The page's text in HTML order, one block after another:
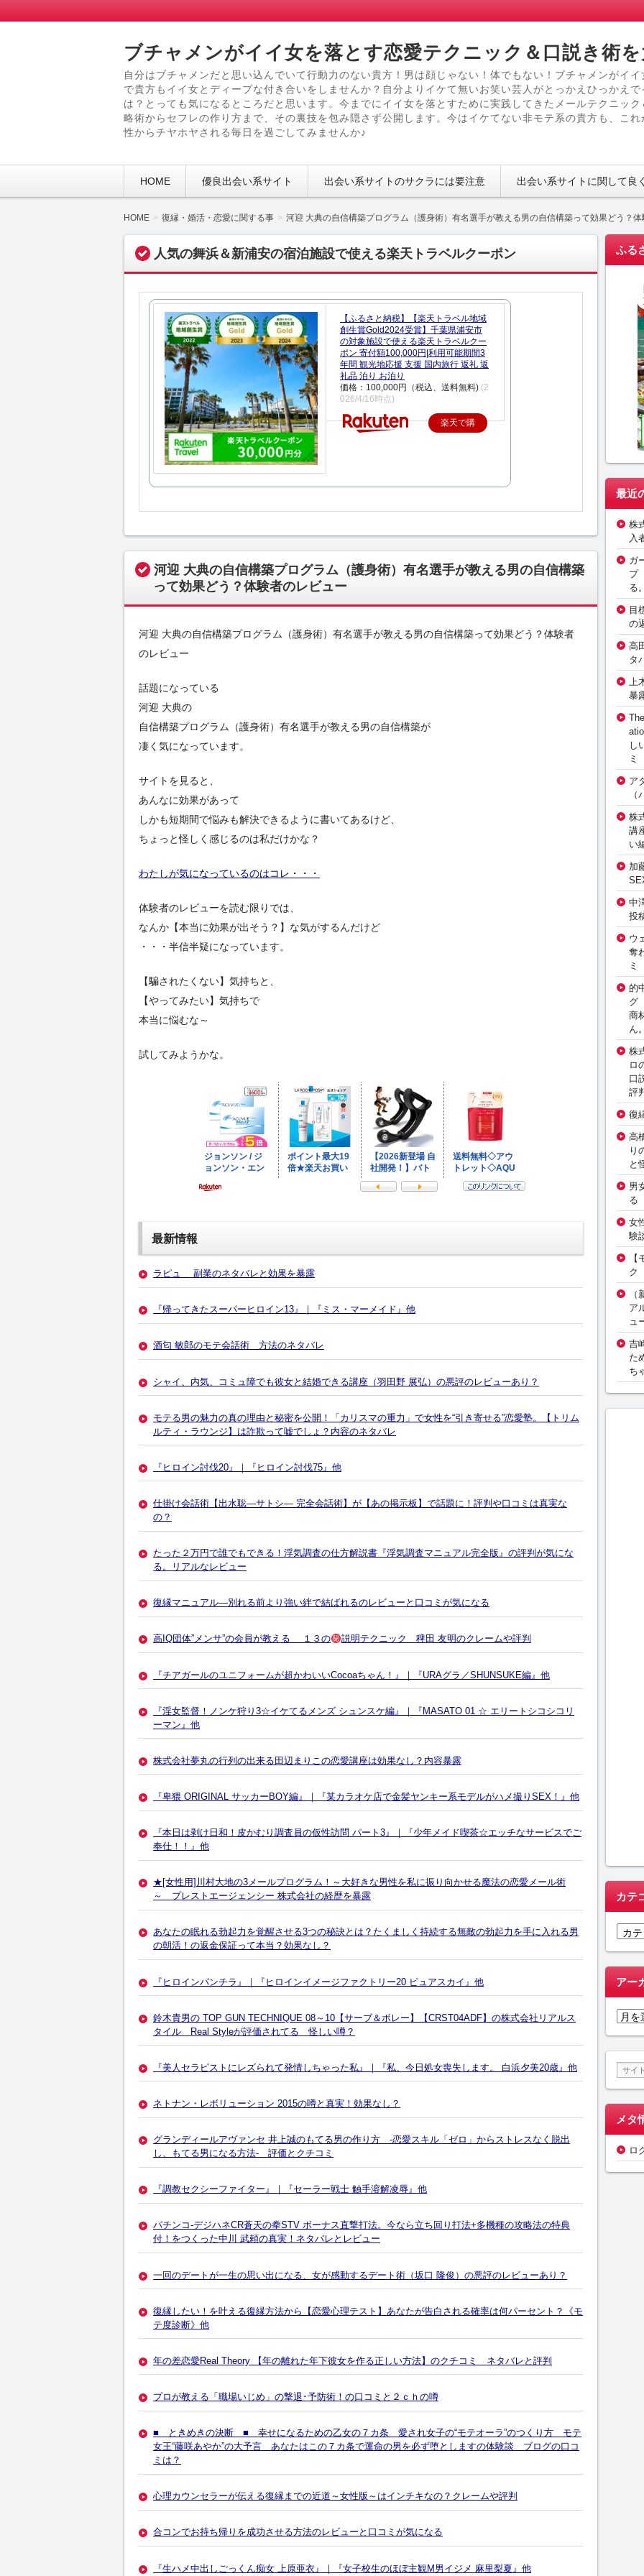
ブチャメンがイイ女を落とす恋愛テクニック＆口説き術
自分はブチャメンだと思い込んでいて行動力のない貴方！男は顔じゃない！体でもない！ブチャメンがイ
で貴方もイイ女とディープな付き合いをしませんか？自分よりイケて無いお笑い芸人がとっかえひっかえ
は？とっても気になるところだと思います。今までにイイ女を落とすために実践してきたメールテクニッ
略術からセフレの作り方まで、その裏技を包み隠さず公開します。今はイケてない非モテ系の貴方も、こ
性からチヤホヤされる毎日を過ごしてみませんか♪
HOME 優良出会い系サイト 出会い系サイトのサクラには要注意 出会い系サイトに関して良
HOME 復縁・婚活・恋愛に関する事 河迎 大典の自信構築プログラム（護身術）有名選手が教える男の自信構築って効果どう？
人気の舞浜＆新浦安の宿泊施設で使える楽天トラベルクーポン
【ふるさと納税】【楽天トラベル地域
創生賞Gold2024受賞】千葉県浦安市
の対象施設で使える楽天トラベルクー
ポン 寄付額100,000円|利用可能期間3
年間 観光地応援 支援 国内旅行 返礼 返
礼品 泊り お泊り
価格：100,000円（税込、送料無料) (2
026/4/16時点)
楽天で購
河迎 大典の自信構築プログラム（護身術）有名選手が教える男の自信構築
って効果どう？体験者のレビュー
河迎 大典の自信構築プログラム（護身術）有名選手が教える男の自信構築って効果どう？体験者
のレビュー
話題になっている
河迎 大典の
自信構築プログラム（護身術）有名選手が教える男の自信構築が
凄く気になっています。
サイトを見ると、
あんなに効果があって
しかも短期間で悩みも解決できるように書いてあるけど、
ちょっと怪しく感じるのは私だけかな？
わたしが気になっているのはコレ・・・
体験者のレビューを読む限りでは、
なんか【本当に効果が出そう？】な気がするんだけど
・・・半信半疑になっています。
【騙されたくない】気持ちと、
【やってみたい】気持ちで
本当に悩むな～
試してみようかな。
最新情報
ラピュ 副業のネタバレと効果を暴露
『帰ってきたスーパーヒロイン13』｜『ミス・マーメイド』他
酒匂 敏郎のモテ会話術 方法のネタバレ
シャイ、内気、コミュ障でも彼女と結婚できる講座（羽田野 展弘）の悪評のレビューあり？
モテる男の魅力の真の理由と秘密を公開！「カリスマの重力」で女性を“引き寄せる”恋愛塾。【トリム
ルティ・ラウンジ】は詐欺って嘘でしょ？内容のネタバレ
『ヒロイン討伐20』｜『ヒロイン討伐75』他
仕掛け会話術【出水聡―サトシ― 完全会話術】が【あの掲示板】で話題に！評判や口コミは真実な
の？
たった２万円で誰でもできる！浮気調査の仕方解説書『浮気調査マニュアル完全版』の評判が気にな
る。リアルなレビュー
復縁マニュアル―別れる前より強い絆で結ばれるのレビューと口コミが気になる
高IQ団体”メンサ”の会員が教える １３の 説明テクニック 稗田 友明のクレームや評判
『チアガールのユニフォームが超かわいいCocoaちゃん！』｜『URAグラ／SHUNSUKE編』他
『淫女監督！ノンケ狩り3☆イケてるメンズ シュンスケ編』｜『MASATO 01 ☆ エリートシコシコリ
ーマン』他
株式会社夢丸の行列の出来る田辺まりこの恋愛講座は効果なし？内容暴露
『卑猥 ORIGINAL サッカーBOY編』｜『某カラオケ店で金髪ヤンキー系モデルがハメ撮りSEX！』他
『本日は剥け日和！皮かむり調査員の仮性訪問 パート3』｜『少年メイド喫茶☆エッチなサービスでご
奉仕！！』他
★[女性用]川村大地の3メールプログラム！～大好きな男性を私に振り向かせる魔法の恋愛メール術
～ プレストエージェンシー 株式会社の経歴を暴露
あなたの眠れる勃起力を覚醒させる3つの秘訣とは？たくましく持続する無敵の勃起力を手に入れる男
の朝活！の返金保証って本当？効果なし？
『ヒロインパンチラ』｜『ヒロインイメージファクトリー20 ピュアスカイ』他
鈴木貴男の TOP GUN TECHNIQUE 08～10【サーブ＆ボレー】【CRST04ADF】の株式会社リアルス
タイル Real Styleが評価されてる 怪しい噂？
『美人セラピストにレズられて発情しちゃった私』｜『私、今日処女喪失します。 白浜夕美20歳』他
ネトナン・レボリューション 2015の噂と真実！効果なし？
グランディールアヴァンセ 井上誠のもてる男の作り方 -恋愛スキル「ゼロ」からストレスなく脱出
し、もてる男になる方法- 評価とクチコミ
『調教セクシーファイター』｜『セーラー戦士 触手溶解凌辱』他
パチンコ-デジハネCR蒼天の拳STV ボーナス直撃打法。今なら立ち回り打法+多機種の攻略法の特典
付！をつくった中川 武頼の真実！ネタバレとレビュー
一回のデートが一生の思い出になる、女が感動するデート術（坂口 隆俊）の悪評のレビューあり？
復縁したい！を叶える復縁方法から【恋愛心理テスト】あなたが告白される確率は何パーセント？《モ
テ度診断》他
年の差恋愛Real Theory 【年の離れた年下彼女を作る正しい方法】のクチコミ ネタバレと評判
プロが教える「職場いじめ」の撃退･予防術！の口コミと２ｃｈの噂
■ ときめきの決断 ■ 幸せになるための乙女の７カ条 愛され女子の“モテオーラ”のつくり方 モテ
女王“藤咲あやか”の大予言 あなたはこの７カ条で運命の男を必ず堕としますの体験談 ブログの口コ
ミは？
心理カウンセラーが伝える復縁までの近道～女性版～はインチキなの？クレームや評判
合コンでお持ち帰りを成功させる方法のレビューと口コミが気になる
『生ハメ中出しごっくん痴女 上原亜衣』｜『女子校生のほぼ主観M男イジメ 麻里梨夏』他
ふる
最近
株
入
ガ
プ
る
目
の
高
タ
上
暴
し
ミ
ア
株
講
い
加
中
投
ウ
奪
ミ
的
グ
商
ん
株
ロ
口
評
復
高
り
と
男
る
女
験
ク
ア
ュ
吉
た
ち
カテ
カ
ー
アー
ア
イ
ブ
メタ
ロ